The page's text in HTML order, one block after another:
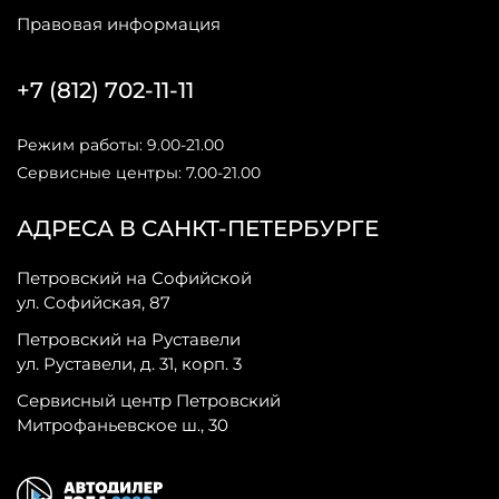
Правовая информация
АДРЕСА В САНКТ-ПЕТЕРБУРГЕ
Петровский на Софийской
ул. Софийская, 87
Петровский на Руставели
ул. Руставели, д. 31, корп. 3
Сервисный центр Петровский
Митрофаньевское ш., 30
+7 (812) 702-11-11
Режим работы: 9.00-21.00
Сервисные центры: 7.00-21.00